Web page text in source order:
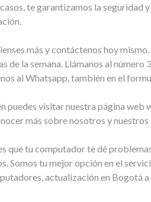
te garantizamos la seguridad
más y contáctenos hoy
de la semana. Llámanos al número
al Whatsapp, también en el
puedes visitar nuestra página web
más sobre nosotros y nuestros
que tu computador te dé
Somos tu mejor opción en el
actualización en Bogotá